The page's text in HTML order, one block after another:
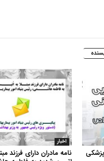
اخبار
نامه مادران دارای فرزند